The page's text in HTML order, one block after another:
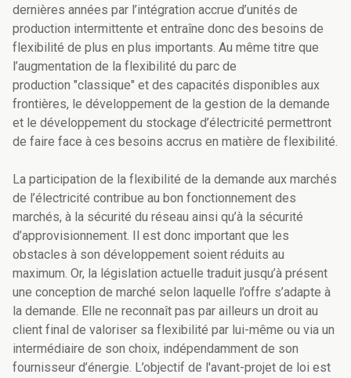
dernières années par l’intégration accrue d’unités de
production intermittente et entraîne donc des besoins de
flexibilité de plus en plus importants. Au même titre que
l’augmentation de la flexibilité du parc de
production "classique" et des capacités disponibles aux
frontières, le développement de la gestion de la demande
et le développement du stockage d’électricité permettront
de faire face à ces besoins accrus en matière de flexibilité.
La participation de la flexibilité de la demande aux marchés
de l’électricité contribue au bon fonctionnement des
marchés, à la sécurité du réseau ainsi qu’à la sécurité
d’approvisionnement. Il est donc important que les
obstacles à son développement soient réduits au
maximum. Or, la législation actuelle traduit jusqu’à présent
une conception de marché selon laquelle l’offre s’adapte à
la demande. Elle ne reconnaît pas par ailleurs un droit au
client final de valoriser sa flexibilité par lui-même ou via un
intermédiaire de son choix, indépendamment de son
fournisseur d’énergie. L’objectif de l'avant-projet de loi est